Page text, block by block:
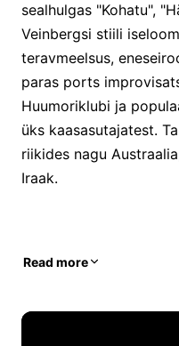
sealhulgas "Kohatu",
Veinbergsi stiili
teravmeelsus,
paras ports
Huumoriklubi ja
üks kaasasutajatest.
riikides nagu
Iraak.
Read more